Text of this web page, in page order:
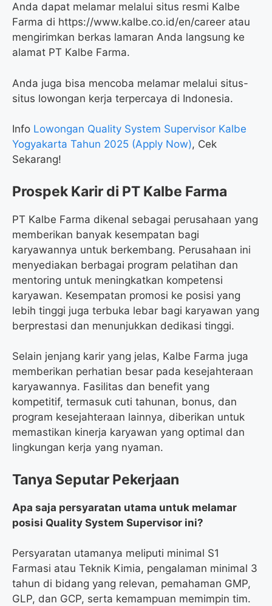
Anda dapat melamar melalui situs resmi Kalbe
Farma di https://www.kalbe.co.id/en/career atau
mengirimkan berkas lamaran Anda langsung ke
alamat PT Kalbe Farma.
Anda juga bisa mencoba melamar melalui situs-
situs lowongan kerja terpercaya di Indonesia.
Info Lowongan Quality System Supervisor Kalbe
Yogyakarta Tahun 2025 (Apply Now), Cek
Sekarang!
Prospek Karir di PT Kalbe Farma
PT Kalbe Farma dikenal sebagai perusahaan yang
memberikan banyak kesempatan bagi
karyawannya untuk berkembang. Perusahaan ini
menyediakan berbagai program pelatihan dan
mentoring untuk meningkatkan kompetensi
karyawan. Kesempatan promosi ke posisi yang
lebih tinggi juga terbuka lebar bagi karyawan yang
berprestasi dan menunjukkan dedikasi tinggi.
Selain jenjang karir yang jelas, Kalbe Farma juga
memberikan perhatian besar pada kesejahteraan
karyawannya. Fasilitas dan benefit yang
kompetitif, termasuk cuti tahunan, bonus, dan
program kesejahteraan lainnya, diberikan untuk
memastikan kinerja karyawan yang optimal dan
lingkungan kerja yang nyaman.
Tanya Seputar Pekerjaan
Apa saja persyaratan utama untuk melamar
posisi Quality System Supervisor ini?
Persyaratan utamanya meliputi minimal S1
Farmasi atau Teknik Kimia, pengalaman minimal 3
tahun di bidang yang relevan, pemahaman GMP,
GLP, dan GCP, serta kemampuan memimpin tim.